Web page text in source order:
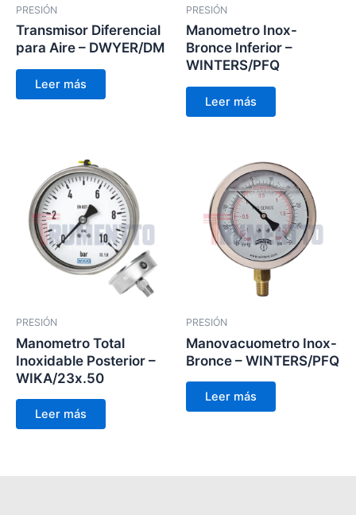
PRESIÓN
Transmisor Diferencial
para Aire – DWYER/DM
Leer más
PRESIÓN
Manometro Inox-
Bronce Inferior –
WINTERS/PFQ
Leer más
PRESIÓN
Manometro Total
Inoxidable Posterior –
WIKA/23x.50
Leer más
PRESIÓN
Manovacuometro Inox-
Bronce – WINTERS/PFQ
Leer más